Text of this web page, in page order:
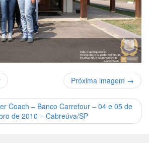
Próxima imagem →
Coach – Banco Carrefour – 04 e 05 de
de 2010 – Cabreúva/SP